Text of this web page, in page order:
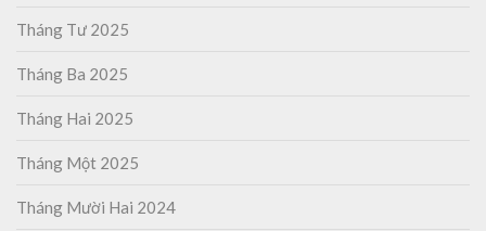
Tháng Tư 2025
Tháng Ba 2025
Tháng Hai 2025
Tháng Một 2025
Tháng Mười Hai 2024